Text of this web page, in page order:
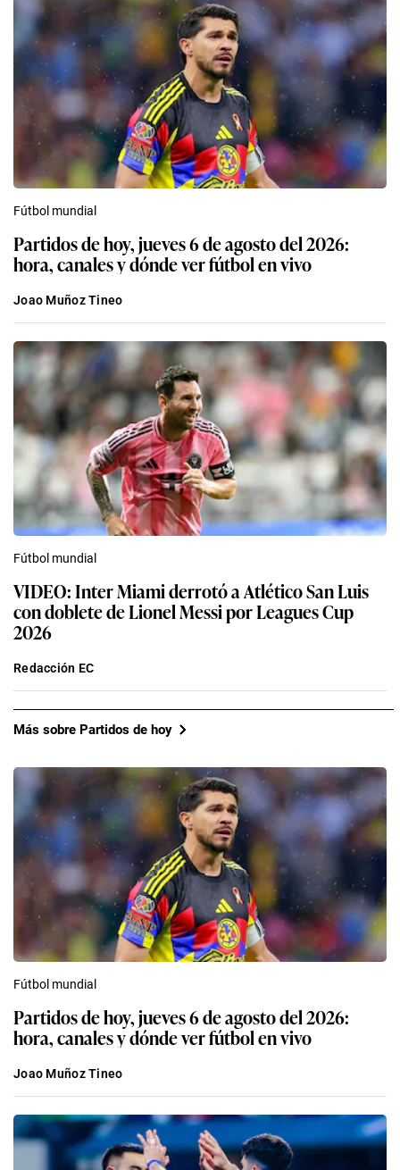
Fútbol mundial
Partidos de hoy, jueves 6 de agosto del 2026:
hora, canales y dónde ver fútbol en vivo
Joao Muñoz Tineo
Fútbol mundial
VIDEO: Inter Miami derrotó a Atlético San Luis
con doblete de Lionel Messi por Leagues Cup
2026
Redacción EC
Más sobre Partidos de hoy
Fútbol mundial
Partidos de hoy, jueves 6 de agosto del 2026:
hora, canales y dónde ver fútbol en vivo
Joao Muñoz Tineo